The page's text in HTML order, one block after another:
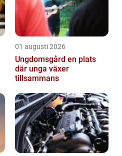
01 augusti 2026
Ungdomsgård en plats
där unga växer
tillsammans